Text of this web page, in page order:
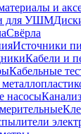
Свёрла
Источники
Кабели и
Кабельные